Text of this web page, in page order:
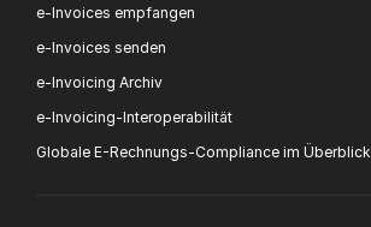
e-Invoices empfangen
e-Invoices senden
e-Invoicing Archiv
e-Invoicing-Interoperabilität
Globale E-Rechnungs-Compliance im Überblick